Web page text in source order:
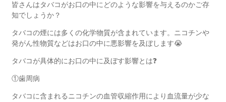
皆さんはタバコがお口の中にどのような影響を与えるのかご存
知でしょうか？
タバコの煙には多くの化学物質が含まれています。ニコチンや
発がん性物質などはお口の中に悪影響を及ぼします😭
タバコが具体的にお口の中に及ぼす影響とは❓
①歯周病
タバコに含まれるニコチンの血管収縮作用により血流量が少な